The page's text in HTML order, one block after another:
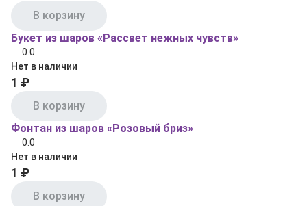
В корзину
Букет из шаров «Рассвет нежных чувств»
0.0
Нет в наличии
1 ₽
В корзину
Фонтан из шаров «Розовый бриз»
0.0
Нет в наличии
1 ₽
В корзину